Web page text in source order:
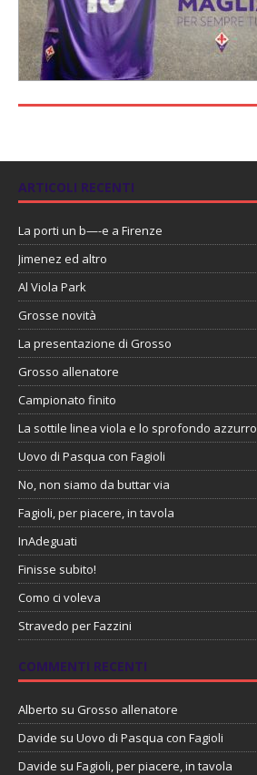
ARTICOLI RECENTI
La porti un b—-e a Firenze
Jimenez ed altro
Al Viola Park
Grosse novità
La presentazione di Grosso
Grosso allenatore
Campionato finito
La sottile linea viola e lo sprofondo azzurro
Uovo di Pasqua con Fagioli
No, non siamo da buttar via
Fagioli, per piacere, in tavola
InAdeguati
Finisse subito!
Como ci voleva
Stravedo per Fazzini
COMMENTI RECENTI
Alberto su Grosso allenatore
Davide su Uovo di Pasqua con Fagioli
Davide su Fagioli, per piacere, in tavola